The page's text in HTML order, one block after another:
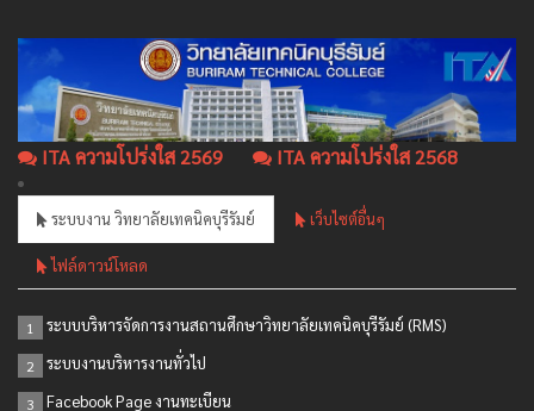
ITA ความโปร่งใส 2569 ITA ความโปร่งใส 2568
ระบบงาน วิทยาลัยเทคนิคบุรีรัมย์ เว็บไซต์อื่นๆ
ไฟล์ดาวน์โหลด
1 ระบบบริหารจัดการงานสถานศึกษาวิทยาลัยเทคนิคบุรีรัมย์ (RMS)
2 ระบบงานบริหารงานทั่วไป
3 Facebook Page งานทะเบียน